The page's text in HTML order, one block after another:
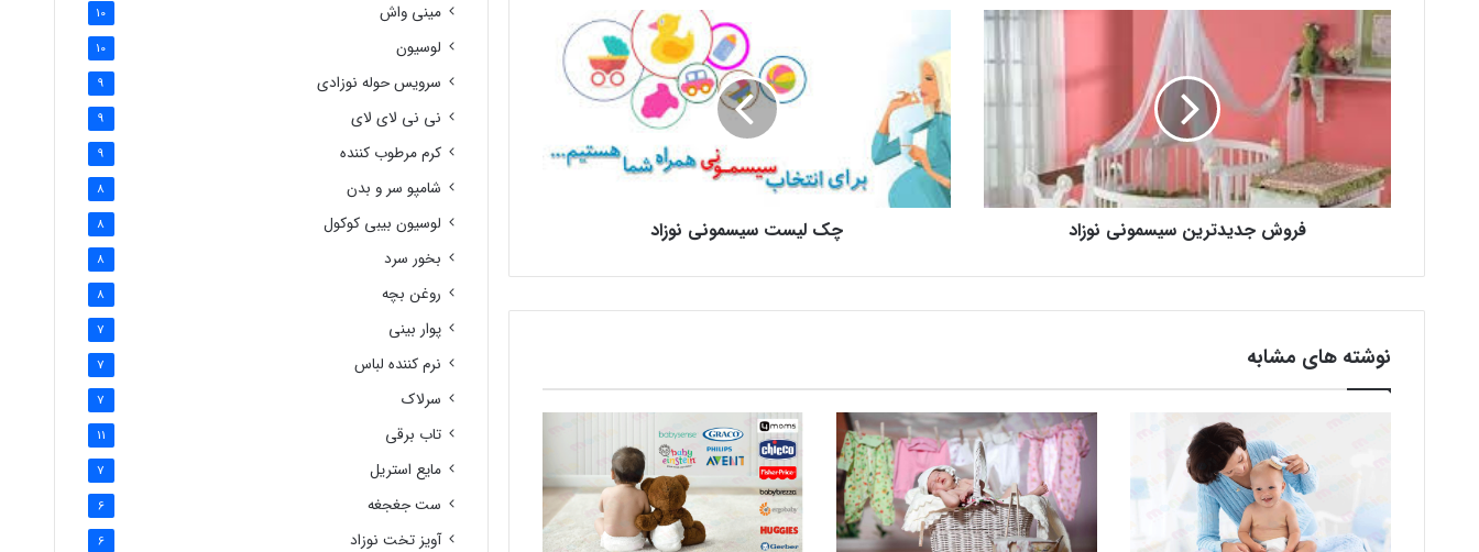
فروش جدیدترین سیسمونی نوزاد چک لیست سیسمونی نوزاد
نوشته های مشابه
مینی واش 10
لوسیون 10
سرویس حوله نوزادی 9
نی نی لای لای 9
کرم مرطوب کننده 9
شامپو سر و بدن 8
لوسیون بیبی کوکول 8
بخور سرد 8
روغن بچه 8
پوار بینی 7
نرم کننده لباس 7
سرلاک 7
تاب برقی 11
مایع استریل 7
ست جغجغه 6
آویز تخت نوزاد 6